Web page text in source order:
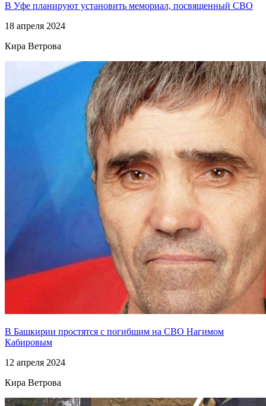
В Уфе планируют установить мемориал, посвященный СВО
18 апреля 2024
Кира Ветрова
В Башкирии простятся с погибшим на СВО Нагимом
Кабировым
12 апреля 2024
Кира Ветрова